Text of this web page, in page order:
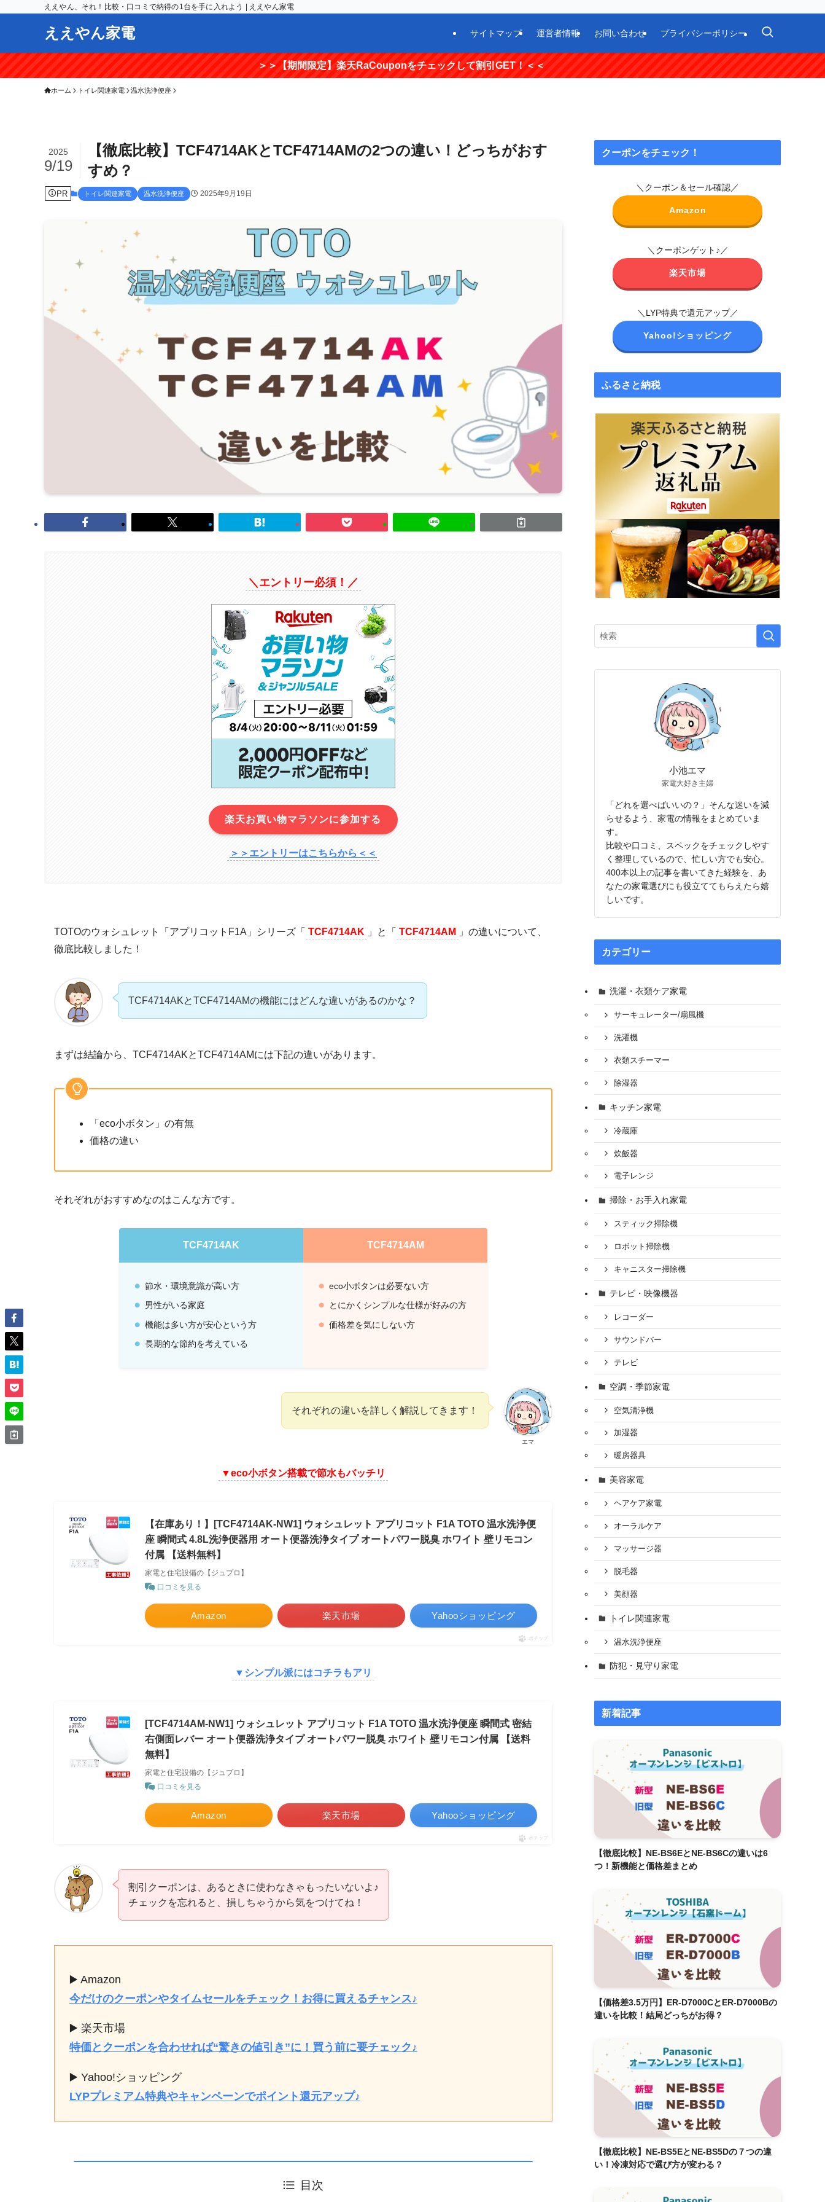
ええやん、それ！比較・口コミで納得の1台を手に入れよう | ええやん家電
ええやん家電 サイトマップ 運営者情報 お問い合わせ プライバシーポリシー
＞＞【期間限定】楽天RaCouponをチェックして割引GET！＜＜
ホーム トイレ関連家電 温水洗浄便座
【徹底比較】TCF4714AKとTCF4714AMの2つの違い！どっちがおす
すめ？
2025
9/19
PR トイレ関連家電 温水洗浄便座 2025年9月19日
＼エントリー必須！／
楽天お買い物マラソンに参加する
＞＞エントリーはこちらから＜＜
TOTOのウォシュレット「アプリコットF1A」シリーズ「 TCF4714AK 」と「 TCF4714AM
」の違いについて、
徹底比較しました！
TCF4714AKとTCF4714AMの機能にはどんな違いがあるのかな？
まずは結論から、TCF4714AKとTCF4714AMには下記の違いがあります。
「eco小ボタン」の有無
価格の違い
それぞれがおすすめなのはこんな方です。
TCF4714AK TCF4714AM
節水・環境意識が高い方
男性がいる家庭
機能は多い方が安心という方
長期的な節約を考えている
eco小ボタンは必要ない方
とにかくシンプルな仕様が好みの方
価格差を気にしない方
エマ
それぞれの違いを詳しく解説してきます！
▼eco小ボタン搭載で節水もバッチリ
【在庫あり！】[TCF4714AK-NW1] ウォシュレット アプリコット F1A TOTO 温水洗浄便
座 瞬間式 4.8L洗浄便器用 オート便器洗浄タイプ オートパワー脱臭 ホワイト 壁リモコン
付属 【送料無料】
家電と住宅設備の【ジュプロ】
口コミを見る
Amazon 楽天市場 Yahooショッピング
ポチップ
▼ シンプル派にはコチラもアリ
[TCF4714AM-NW1] ウォシュレット アプリコット F1A TOTO 温水洗浄便座 瞬間式 密結
右側面レバー オート便器洗浄タイプ オートパワー脱臭 ホワイト 壁リモコン付属 【送料
無料】
家電と住宅設備の【ジュプロ】
口コミを見る
Amazon 楽天市場 Yahooショッピング
ポチップ
割引クーポンは、あるときに使わなきゃもったいないよ♪
チェックを忘れると、損しちゃうから気をつけてね！
▶️ Amazon
今だけのクーポンやタイムセールをチェック！お得に買えるチャンス♪
▶️ 楽天市場
特価とクーポンを合わせれば“驚きの値引き”に！買う前に要チェック♪
▶️ Yahoo!ショッピング
LYPプレミアム特典やキャンペーンでポイント還元アップ♪
目次
クーポンをチェック！
＼クーポン＆セール確認／
Amazon
＼クーポンゲット♪／
楽天市場
＼LYP特典で還元アップ／
Yahoo!ショッピング
ふるさと納税
小池エマ
家電大好き主婦
「どれを選べばいいの？」そんな迷いを減
らせるよう、家電の情報をまとめていま
す。
比較や口コミ、スペックをチェックしやす
く整理しているので、忙しい方でも安心。
400本以上の記事を書いてきた経験を、あ
なたの家電選びにも役立ててもらえたら嬉
しいです。
カテゴリー
洗濯・衣類ケア家電
サーキュレーター/扇風機
洗濯機
衣類スチーマー
除湿器
キッチン家電
冷蔵庫
炊飯器
電子レンジ
掃除・お手入れ家電
スティック掃除機
ロボット掃除機
キャニスター掃除機
テレビ・映像機器
レコーダー
サウンドバー
テレビ
空調・季節家電
空気清浄機
加湿器
暖房器具
美容家電
ヘアケア家電
オーラルケア
マッサージ器
脱毛器
美顔器
トイレ関連家電
温水洗浄便座
防犯・見守り家電
新着記事
【徹底比較】NE-BS6EとNE-BS6Cの違いは6
つ！新機能と価格差まとめ
【価格差3.5万円】ER-D7000CとER-D7000Bの
違いを比較！結局どっちがお得？
【徹底比較】NE-BS5EとNE-BS5Dの７つの違
い！冷凍対応で選び方が変わる？